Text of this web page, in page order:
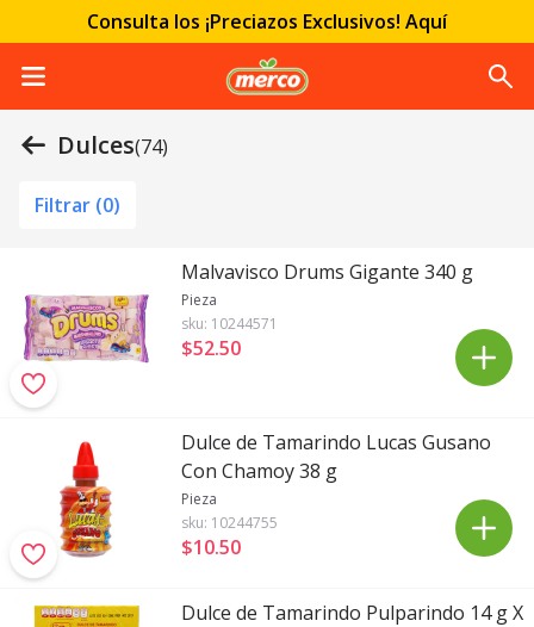
Consulta los ¡Preciazos Exclusivos! Aquí
Dulces(74)
Filtrar (0)
Malvavisco Drums Gigante 340 g
Pieza
sku: 10244571
$52.50
Dulce de Tamarindo Lucas Gusano
Con Chamoy 38 g
Pieza
sku: 10244755
$10.50
Dulce de Tamarindo Pulparindo 14 g X